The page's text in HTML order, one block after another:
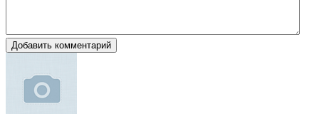
Добавить комментарий